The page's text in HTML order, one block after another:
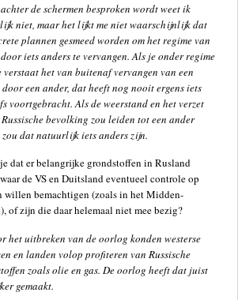
de schermen besproken wordt weet ik
niet, maar het lijkt me niet waarschijnlijk dat
plannen gesmeed worden om het regime van
iets anders te vervangen. Als je onder regime
verstaat het van buitenaf vervangen van een
een ander, dat heeft nog nooit ergens iets
voortgebracht. Als de weerstand en het verzet
bevolking zou leiden tot een ander
zou dat natuurlijk iets anders zijn.
dat er belangrijke grondstoffen in Rusland
de VS en Duitsland eventueel controle op
willen bemachtigen (zoals in het Midden-
of zijn die daar helemaal niet mee bezig?
het uitbreken van de oorlog konden westerse
en landen volop profiteren van Russische
zoals olie en gas. De oorlog heeft dat juist
gemaakt.